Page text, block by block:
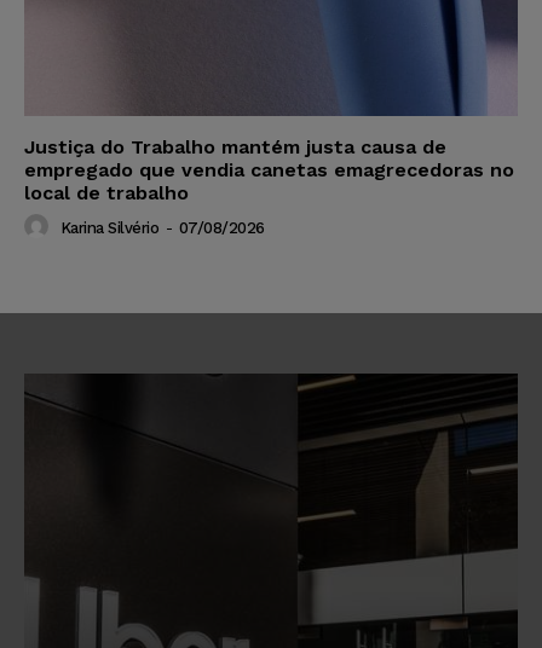
Justiça do Trabalho mantém justa causa de
empregado que vendia canetas emagrecedoras no
local de trabalho
Karina Silvério - 07/08/2026